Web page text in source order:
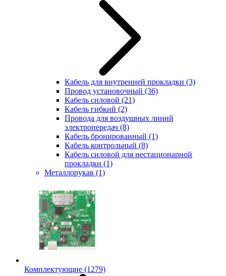
Кабель для внутренней прокладки (3)
Провод установочный (36)
Кабель силовой (21)
Кабель гибкий (2)
Провода для воздушных линий
электропередач (8)
Кабель бронированный (1)
Кабель контрольный (8)
Кабель силовой для нестационарной
прокладки (1)
Металлорукав (1)
Комплектующие (1279)